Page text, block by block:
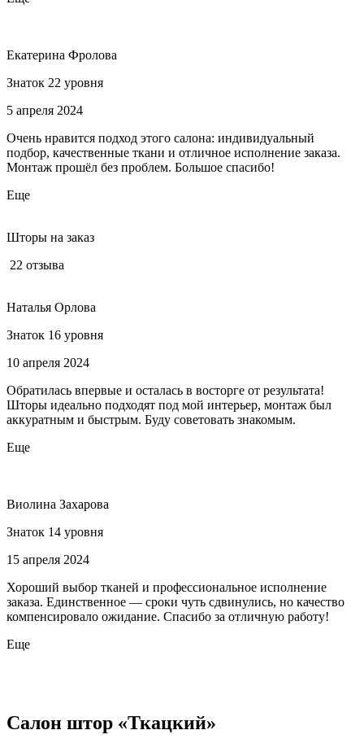
Екатерина Фролова
Знаток 22 уровня
5 апреля 2024
Очень нравится подход этого салона: индивидуальный
подбор, качественные ткани и отличное исполнение заказа.
Монтаж прошёл без проблем. Большое спасибо!
Еще
Шторы на заказ
22 отзыва
Наталья Орлова
Знаток 16 уровня
10 апреля 2024
Обратилась впервые и осталась в восторге от результата!
Шторы идеально подходят под мой интерьер, монтаж был
аккуратным и быстрым. Буду советовать знакомым.
Еще
Виолина Захарова
Знаток 14 уровня
15 апреля 2024
Хороший выбор тканей и профессиональное исполнение
заказа. Единственное — сроки чуть сдвинулись, но качество
компенсировало ожидание. Спасибо за отличную работу!
Еще
Салон штор «Ткацкий»